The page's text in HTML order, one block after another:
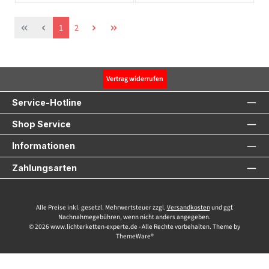
Seite
1 Seite
2
Vertrag widerrufen
Service-Hotline
Shop Service
Informationen
Zahlungsarten
Alle Preise inkl. gesetzl. Mehrwertsteuer zzgl. Versandkostenund ggf.
Nachnahmegebühren, wenn nicht anders angegeben.
© 2026 www.lichterketten-experte.de - Alle Rechte vorbehalten. Theme by
ThemeWare®